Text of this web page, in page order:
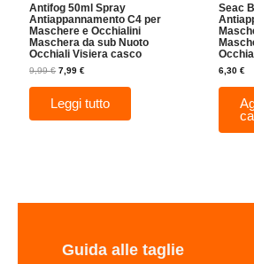
Antifog 50ml Spray
Antiappannamento C4 per
Maschere e Occhialini
Maschera da sub Nuoto
Occhiali Visiera casco
9,99€ 7,99€
Leggi tutto
Seac
6,30€
Guida alle taglie